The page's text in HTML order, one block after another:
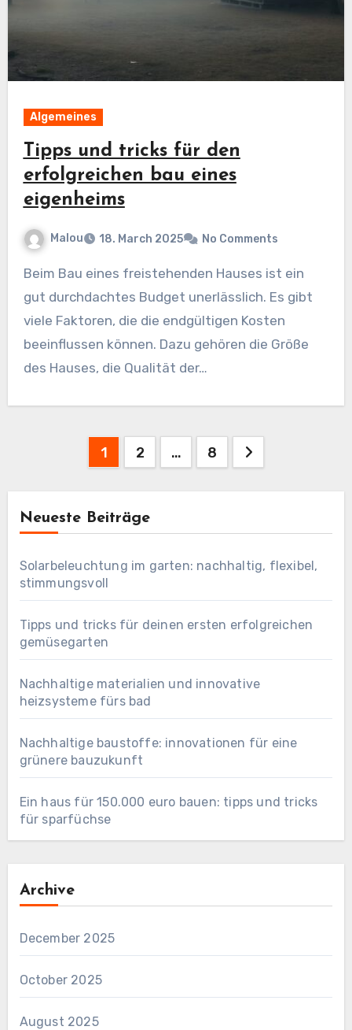
Algemeines
Tipps und tricks für den
erfolgreichen bau eines
eigenheims
Malou 18. March 2025 No Comments
Beim Bau eines freistehenden Hauses ist ein
gut durchdachtes Budget unerlässlich. Es gibt
viele Faktoren, die die endgültigen Kosten
beeinflussen können. Dazu gehören die Größe
des Hauses, die Qualität der…
1 2 … 8
Neueste Beiträge
Solarbeleuchtung im garten: nachhaltig, flexibel,
stimmungsvoll
Tipps und tricks für deinen ersten erfolgreichen
gemüsegarten
Nachhaltige materialien und innovative
heizsysteme fürs bad
Nachhaltige baustoffe: innovationen für eine
grünere bauzukunft
Ein haus für 150.000 euro bauen: tipps und tricks
für sparfüchse
Archive
December 2025
October 2025
August 2025